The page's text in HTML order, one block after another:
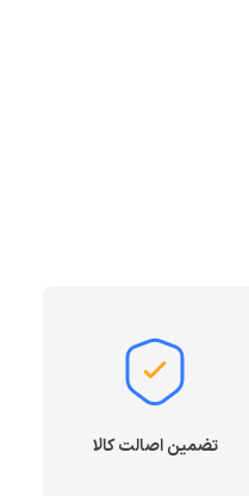
تضمین اصالت کالا